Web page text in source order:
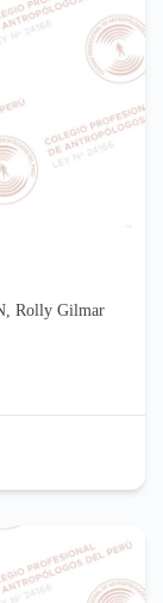
Rolly Gilmar